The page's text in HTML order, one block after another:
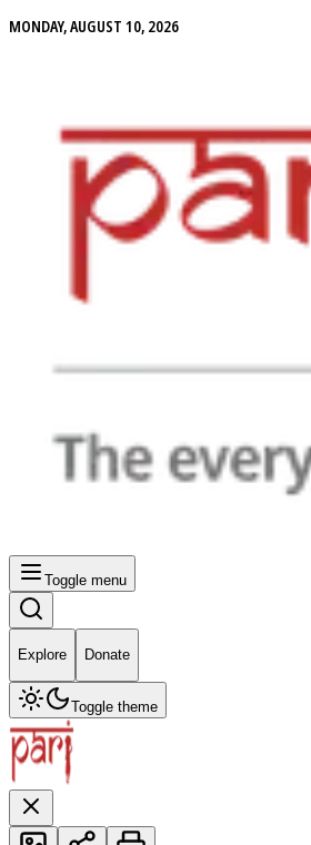
MONDAY, AUGUST 10, 2026
Toggle menu
Explore Donate
Toggle theme